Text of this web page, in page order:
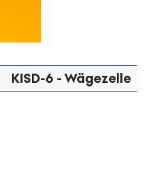
KISD-6 - Wägezelle